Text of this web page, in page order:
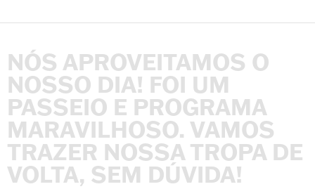
NÓS APROVEITAMOS O
NOSSO DIA! FOI UM
PASSEIO E PROGRAMA
MARAVILHOSO. VAMOS
TRAZER NOSSA TROPA DE
VOLTA, SEM DÚVIDA!